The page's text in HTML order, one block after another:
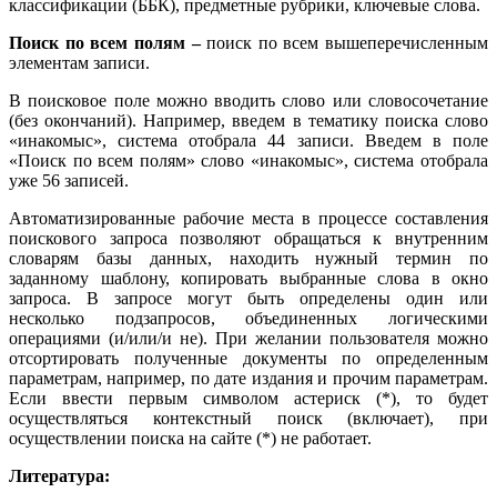
классификации (ББК), предметные рубрики, ключевые слова.
Поиск по всем полям –поиск по всем вышеперечисленным
элементам записи.
В поисковое поле можно вводить слово или словосочетание
(без окончаний). Например, введем в тематику поиска слово
«инакомыс», система отобрала 44 записи. Введем в поле
«Поиск по всем полям» слово «инакомыс», система отобрала
уже 56 записей.
Автоматизированные рабочие места в процессе составления
поискового запроса позволяют обращаться к внутренним
словарям базы данных, находить нужный термин по
заданному шаблону, копировать выбранные слова в окно
запроса. В запросе могут быть определены один или
несколько подзапросов, объединенных логическими
операциями (и/или/и не). При желании пользователя можно
отсортировать полученные документы по определенным
параметрам, например, по дате издания и прочим параметрам.
Если ввести первым символом астериск (*), то будет
осуществляться контекстный поиск (включает), при
осуществлении поиска на сайте (*) не работает.
Литература: